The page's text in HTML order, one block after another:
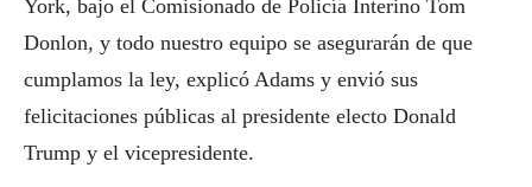
York, bajo el Comisionado de Policía Interino Tom
Donlon, y todo nuestro equipo se asegurarán de que
cumplamos la ley, explicó Adams y envió sus
felicitaciones públicas al presidente electo Donald
Trump y el vicepresidente.